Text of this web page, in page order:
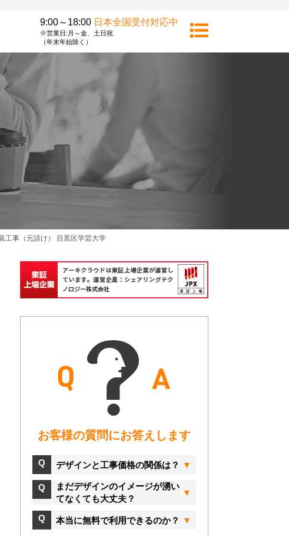
9:00～18:00 日本全国受付対応中
※営業日:月～金、土日祝
（年末年始除く）
工事（元請け） 目黒区学芸大学
お客様の質問にお答えします
デザインと工事価格の関係は？
まだデザインのイメージが湧い
てなくても大丈夫？
本当に無料で利用できるのか？